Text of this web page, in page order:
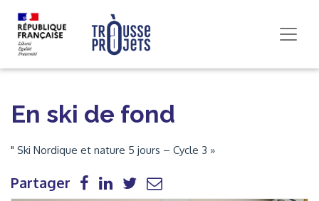
En ski de fond
" Ski Nordique et nature 5 jours – Cycle 3 »
Partager